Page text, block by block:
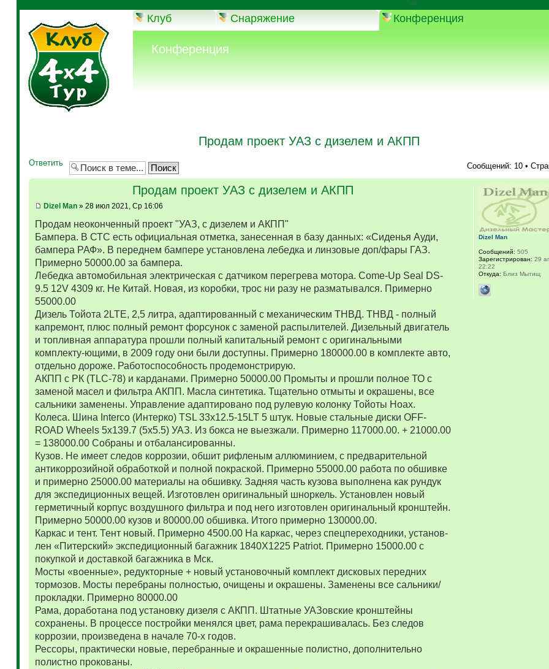
-->
Клуб Снаряжение Конференция
Конференция
Продам проект УАЗ с дизелем и АКПП
Ответить Сообщений: 10 •
Продам проект УАЗ с дизелем и АКПП
Dizel Man» 28 июл 2021, Ср 16:06
Продам неоконченный проект "УАЗ, с дизелем и АКПП"
Бампера. В СТС есть официальная отметка, занесенная в базу данных: «Сиденья Ауди,
бампера РАФ». В переднем бампере установлена лебедка и линзовые доп/фары ГАЗ.
Примерно 50000.00 за бампера.
Лебедка автомобильная электрическая с датчиком перегрева мотора. Come-Up Seal DS-
9.5 12V 4309 кг. Не Китай. Новая, из коробки, трос ни разу не разматывался. Примерно
55000.00
Дизель Тойота 2LTE, 2,5 литра, адаптированный с механическим ТНВД. ТНВД - полный
капремонт, плюс полный ремонт форсунок с заменой распылителей. Дизельный двигатель
и топливная аппаратура прошли полный капитальный ремонт с оригинальными
комплекту-ющими, в 2009 году они были доступны. Примерно 180000.00 в комплекте авто,
отдельно дороже. Работоспособность продемонстрирую.
АКПП с РК (TLC-78) и карданами. Примерно 50000.00 Промыты и прошли полное ТО с
заменой масел и фильтра АКПП. Масла синтетика. Тщательно отмыты и окрашены, все
сальники заменены. Управление адаптировано под рулевую колонку Тойоты Ноах.
Колеса. Шина Interco (Интерко) TSL 33x12.5-15LT 5 штук. Новые стальные диски OFF-
ROAD Wheels 5x139.7 (5x5.5) УАЗ. Из бокса не выезжали. Примерно 117000.00. + 21000.00
= 138000.00 Собраны и отбалансированны.
Кузов. Не имеет следов коррозии, обшит рифленым аллюминием, с предварительной
антикоррозийной обработкой и полной покраской. Примерно 55000.00 работа по обшивке
и примерно 25000.00 материалы на обшивку. Задняя часть кузова выполнена как рундук
для экспедиционных вещей. Изготовлен оригинальный шноркель. Установлен новый
герметичный корпус воздушного фильтра и под него изготовлен оригинальный кронштейн.
Примерно 50000.00 кузов и 80000.00 обшивка. Итого примерно 130000.00.
Каркас и тент. Тент новый. Примерно 4500.00 На каркас, через спецпереходники, установ-
лен «Питерский» экспедиционный багажник 1840Х1225 Patriot. Примерно 15000.00 с
покупкой и доставкой багажника в Мск.
Мосты «военные», редукторные + новый установочный комплект дисковых передних
тормозов. Мосты перебраны полностью, очищены и окрашены. Заменены все сальники/
прокладки. Примерно 80000.00
Рама, доработана под установку дизеля с АКПП. Штатные УАЗовские кронштейны
сохранены. В процессе постройки менялся цвет, рама перекрашивалась. Без следов
коррозии, произведена в начале 70-х годов.
Рессоры, практически новые, перебранные и окрашенные полистно, дополнительно
полистно прокованы.
Dizel Man
Сообщений: 505
Зарегистрирован: 29
22:22
Откуда: Близ Мытищ